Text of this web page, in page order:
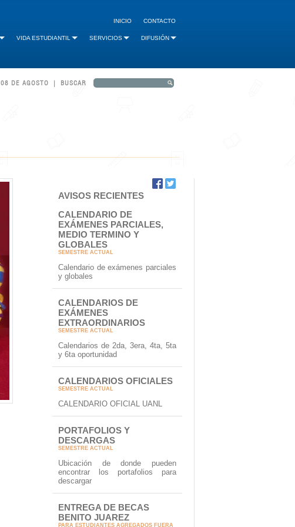
INICIO CONTACTO
VIDA ESTUDIANTIL SERVICIOS DIFUSIÓN
08 DE AGOSTO | BUSCAR
AVISOS RECIENTES
CALENDARIO DE
EXÁMENES PARCIALES,
MEDIO TERMINO Y
GLOBALES
SEMESTRE ACTUAL
Calendario de exámenes parciales
y globales
CALENDARIOS DE
EXÁMENES
EXTRAORDINARIOS
SEMESTRE ACTUAL
Calendarios de 2da, 3era, 4ta, 5ta
y 6ta oportunidad
CALENDARIOS OFICIALES
SEMESTRE ACTUAL
CALENDARIO OFICIAL UANL
PORTAFOLIOS Y
DESCARGAS
SEMESTRE ACTUAL
Ubicación de donde pueden
encontrar los portafolios para
descargar
ENTREGA DE BECAS
BENITO JUAREZ
PARA ESTUDIANTES AGREGADOS FUERA